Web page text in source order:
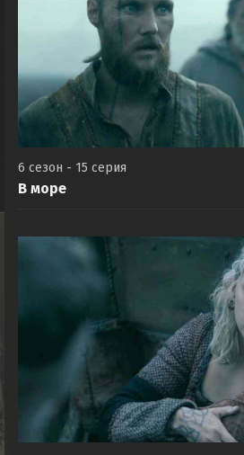
6 сезон - 15 серия
В море